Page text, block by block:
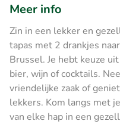
Meer info
Zin in een lekker en
tapas met 2 drankjes
Brussel. Je hebt keuze
bier, wijn of cocktails.
vriendelijke zaak of
lekkers. Kom langs met
van elke hap in een